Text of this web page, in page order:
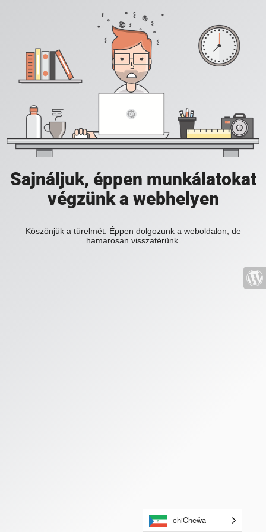
Sajnáljuk, éppen munkálatokat
végzünk a webhelyen
Köszönjük a türelmét. Éppen dolgozunk a weboldalon, de
hamarosan visszatérünk.
chiCheŵa